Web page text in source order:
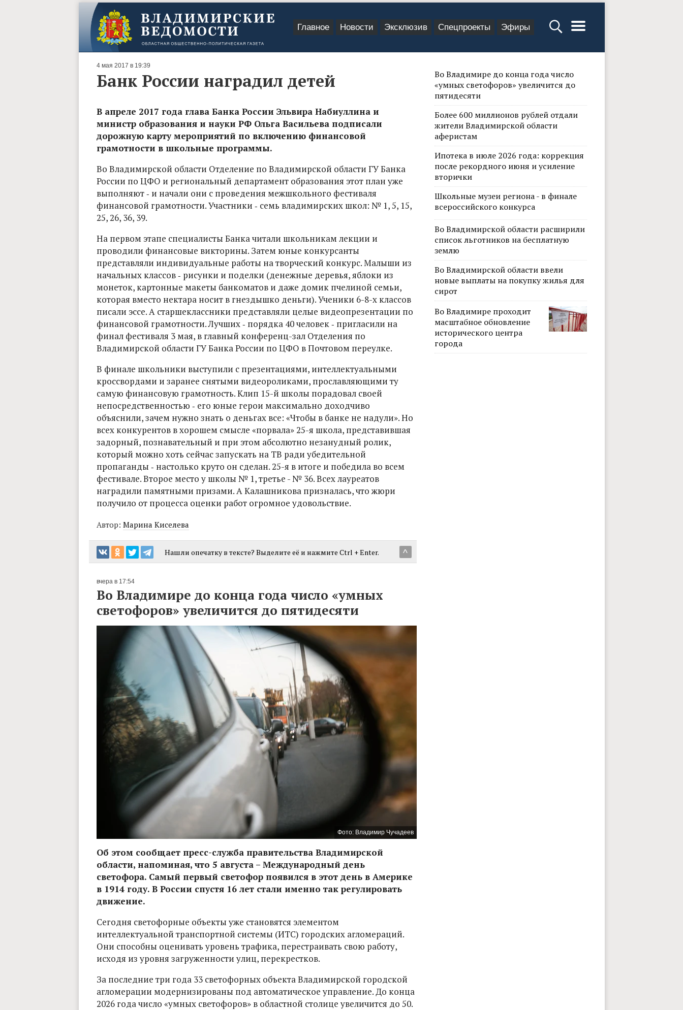
Главное Новости Эксклюзив Спецпроекты Эфиры
4 мая 2017 в 19:39
Банк России наградил детей
В апреле 2017 года глава Банка России Эльвира Набиуллина и
министр образования и науки РФ Ольга Васильева подписали
дорожную карту мероприятий по включению финансовой
грамотности в школьные программы.
Во Владимирской области Отделение по Владимирской области ГУ Банка
России по ЦФО и региональный департамент образования этот план уже
выполняют ‑ и начали они с проведения межшкольного фестиваля
финансовой грамотности. Участники ‑ семь владимирских школ: № 1, 5, 15,
25, 26, 36, 39.
На первом этапе специалисты Банка читали школьникам лекции и
проводили финансовые викторины. Затем юные конкурсанты
представляли индивидуальные работы на творческий конкурс. Малыши из
начальных классов ‑ рисунки и поделки (денежные деревья, яблоки из
монеток, картонные макеты банкоматов и даже домик пчелиной семьи,
которая вместо нектара носит в гнездышко деньги). Ученики 6-8-х классов
писали эссе. А старшеклассники представляли целые видеопрезентации по
финансовой грамотности. Лучших ‑ порядка 40 человек ‑ пригласили на
финал фестиваля 3 мая, в главный конференц-зал Отделения по
Владимирской области ГУ Банка России по ЦФО в Почтовом переулке.
В финале школьники выступили с презентациями, интеллектуальными
кроссвордами и заранее снятыми видеороликами, прославляющими ту
самую финансовую грамотность. Клип 15-й школы порадовал своей
непосредственностью ‑ его юные герои максимально доходчиво
объяснили, зачем нужно знать о деньгах все: «Чтобы в банке не надули». Но
всех конкурентов в хорошем смысле «порвала» 25-я школа, представившая
задорный, познавательный и при этом абсолютно незанудный ролик,
который можно хоть сейчас запускать на ТВ ради убедительной
пропаганды ‑ настолько круто он сделан. 25-я в итоге и победила во всем
фестивале. Второе место у школы № 1, третье - № 36. Всех лауреатов
наградили памятными призами. А Калашникова призналась, что жюри
получило от процесса оценки работ огромное удовольствие.
Автор: Марина Киселева
^
Нашли опечатку в тексте? Выделите её и нажмите Ctrl + Enter.
вчера в 17:54
Во Владимире до конца года число «умных
светофоров» увеличится до пятидесяти
Фото: Владимир Чучадеев
Об этом сообщает пресс-служба правительства Владимирской
области, напоминая, что 5 августа – Международный день
светофора. Самый первый светофор появился в этот день в Америке
в 1914 году. В России спустя 16 лет стали именно так регулировать
движение.
Сегодня светофорные объекты уже становятся элементом
интеллектуальной транспортной системы (ИТС) городских агломераций.
Они способны оценивать уровень трафика, перестраивать свою работу,
исходя из уровня загруженности улиц, перекрестков.
За последние три года 33 светофорных объекта Владимирской городской
агломерации модернизированы под автоматическое управление. До конца
2026 года число «умных светофоров» в областной столице увеличится до 50.
Во Владимире до конца года число
«умных светофоров» увеличится до
пятидесяти
Более 600 миллионов рублей отдали
жители Владимирской области
аферистам
Ипотека в июле 2026 года: коррекция
после рекордного июня и усиление
вторички
Школьные музеи региона - в финале
всероссийского конкурса
Во Владимирской области расширили
список льготников на бесплатную
землю
Во Владимирской области ввели
новые выплаты на покупку жилья для
сирот
Во Владимире проходит
масштабное обновление
исторического центра
города